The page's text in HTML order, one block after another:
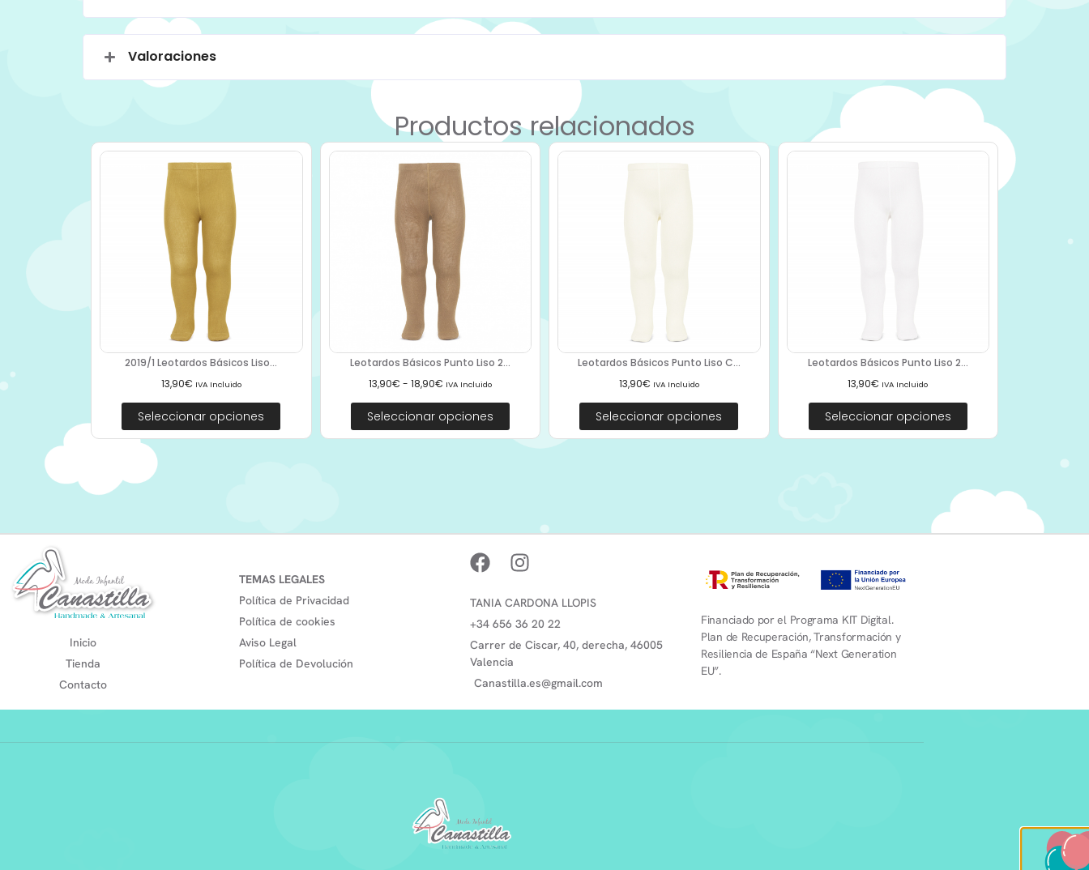
Valoraciones
Productos relacionados
2019/1 Leotardos Básicos Liso...
13,90€ IVA Incluido
Seleccionar opciones
Leotardos Básicos Punto Liso 2...
13,90€ - 18,90€ IVA Incluido
Seleccionar opciones
Leotardos Básicos Punto Liso C...
13,90€ IVA Incluido
Seleccionar opciones
Leotardos Básicos Punto Liso 2...
13,90€ IVA Incluido
Seleccionar opciones
Inicio
Tienda
Contacto
TEMAS LEGALES
Política de Privacidad
Política de cookies
Aviso Legal
Política de Devolución
TANIA CARDONA LLOPIS
+34 656 36 20 22
Carrer de Ciscar, 40, derecha, 46005
Valencia
Canastilla.es@gmail.com
Financiado por el Programa KIT Digital.
Plan de Recuperación, Transformación y
Resiliencia de España “Next Generation
EU”.